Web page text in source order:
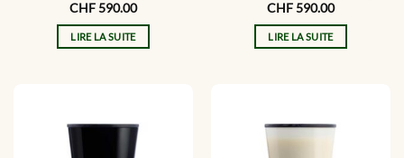
CHF590.00
LIRE LA SUITE
CHF590.00
LIRE LA SUITE